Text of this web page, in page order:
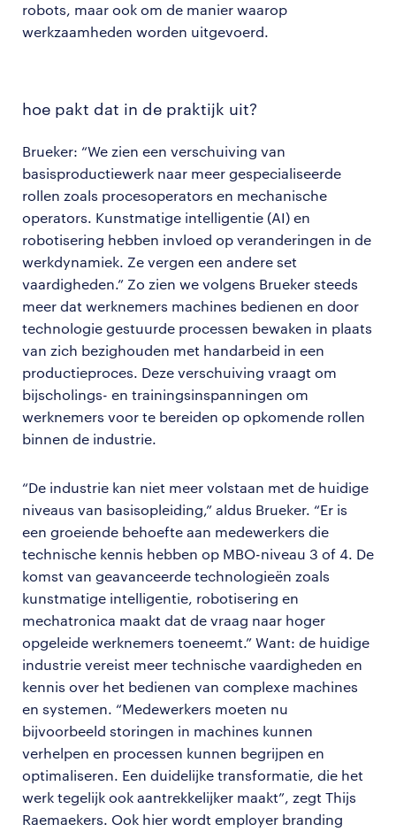
robots, maar ook om de manier waarop
werkzaamheden worden uitgevoerd.
hoe pakt dat in de praktijk uit?
Brueker: “We zien een verschuiving van
basisproductiewerk naar meer gespecialiseerde
rollen zoals procesoperators en mechanische
operators. Kunstmatige intelligentie (AI) en
robotisering hebben invloed op veranderingen in de
werkdynamiek. Ze vergen een andere set
vaardigheden.” Zo zien we volgens Brueker steeds
meer dat werknemers machines bedienen en door
technologie gestuurde processen bewaken in plaats
van zich bezighouden met handarbeid in een
productieproces. Deze verschuiving vraagt om
bijscholings- en trainingsinspanningen om
werknemers voor te bereiden op opkomende rollen
binnen de industrie.
“De industrie kan niet meer volstaan met de huidige
niveaus van basisopleiding,” aldus Brueker. “Er is
een groeiende behoefte aan medewerkers die
technische kennis hebben op MBO-niveau 3 of 4. De
komst van geavanceerde technologieën zoals
kunstmatige intelligentie, robotisering en
mechatronica maakt dat de vraag naar hoger
opgeleide werknemers toeneemt.” Want: de huidige
industrie vereist meer technische vaardigheden en
kennis over het bedienen van complexe machines
en systemen. “Medewerkers moeten nu
bijvoorbeeld storingen in machines kunnen
verhelpen en processen kunnen begrijpen en
optimaliseren. Een duidelijke transformatie, die het
werk tegelijk ook aantrekkelijker maakt”, zegt Thijs
Raemaekers. Ook hier wordt employer branding